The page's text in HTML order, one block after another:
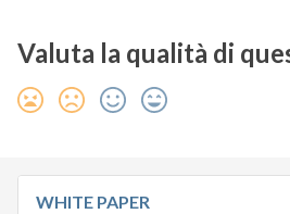
Valuta la qualità di
WHITE PAPER